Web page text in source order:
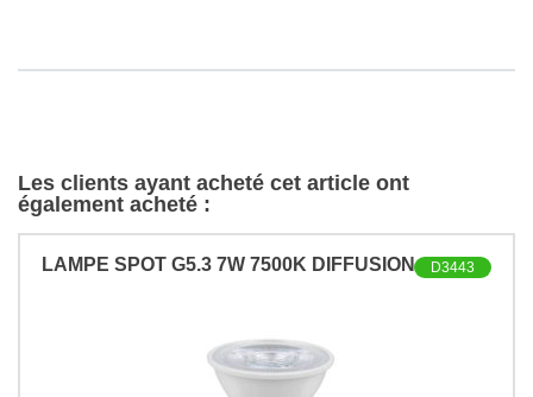
Les clients ayant acheté cet article ont
également acheté :
LAMPE SPOT G5.3 7W 7500K DIFFUSION D3443